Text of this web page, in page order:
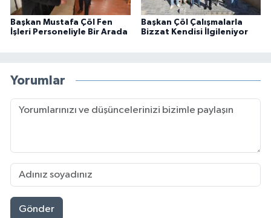
Başkan Mustafa Çöl Fen
İşleri Personeliyle Bir Arada
Başkan Çöl Çalışmalarla
Bizzat Kendisi İlgileniyor
Yorumlar
Gönder